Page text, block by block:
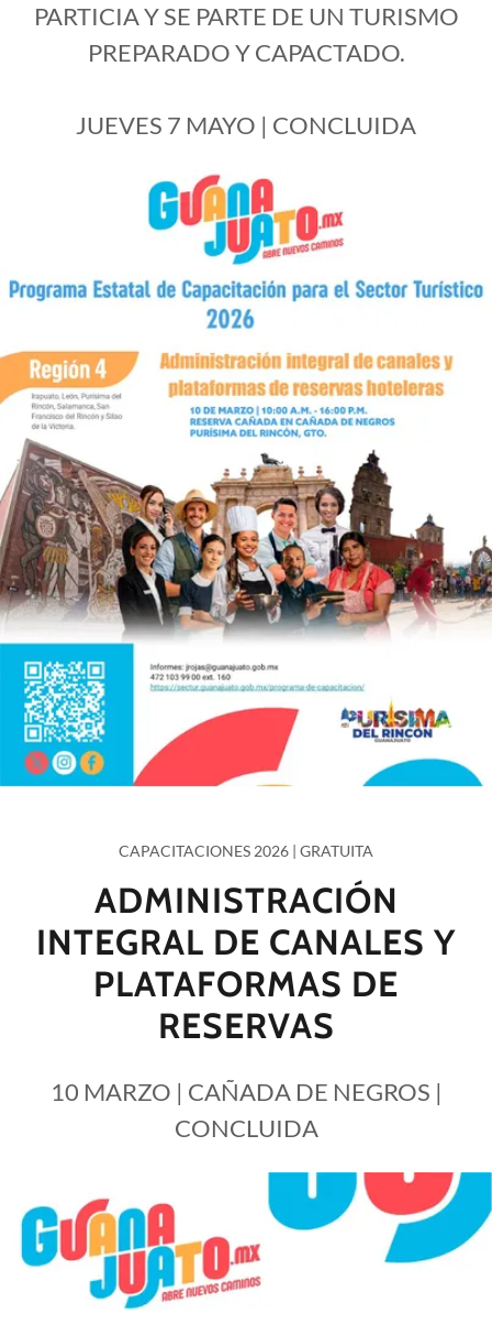
PARTICIA Y SE PARTE DE UN TURISMO
PREPARADO Y CAPACTADO.
JUEVES 7 MAYO | CONCLUIDA
CAPACITACIONES 2026 | GRATUITA
ADMINISTRACIÓN
INTEGRAL DE CANALES Y
PLATAFORMAS DE
RESERVAS
10 MARZO | CAÑADA DE NEGROS |
CONCLUIDA